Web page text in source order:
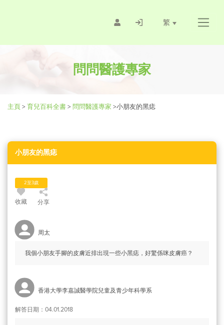
繁
問問醫護專家
主頁> 育兒百科全書> 問問醫護專家 >小朋友的黑痣
小朋友的黑痣
2至3歲
收藏 分享
周太
我個小朋友手腳的皮膚近排出現一些小黑痣，好驚係咪皮膚癌？
香港大學李嘉誠醫學院兒童及青少年科學系
解答日期：04.01.2018